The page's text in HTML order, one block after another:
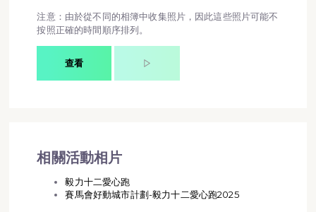
注意：由於從不同的相簿中收集照片，因此這些照片可能不
按照正確的時間順序排列。
查看
相關活動相片
毅力十二愛心跑
賽馬會好動城市計劃-毅力十二愛心跑2025